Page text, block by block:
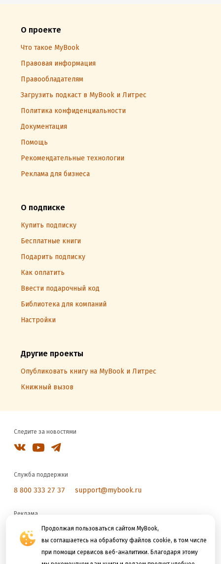
Продолжая пользоваться сайтом MyBook,
вы соглашаетесь на обработку файлов cookie, в том числе
при помощи сервисов веб-аналитики. Благодаря этому
О проекте
Что такое MyBook
Правовая информация
Правообладателям
Загрузить подкаст в MyBook и Литрес
Политика конфиденциальности
Документация
Помощь
Рекомендательные технологии
Реклама для бизнеса
О подписке
Купить подписку
Бесплатные книги
Подарить подписку
Как оплатить
Ввести подарочный код
Библиотека для компаний
Настройки
Другие проекты
Опубликовать книгу на MyBook и Литрес
Книжный вызов
Следите за новостями
Служба поддержки
8 800 333 27 37 support@mybook.ru
Реклама
reklama@litres.ru
Мы принимаем к оплате